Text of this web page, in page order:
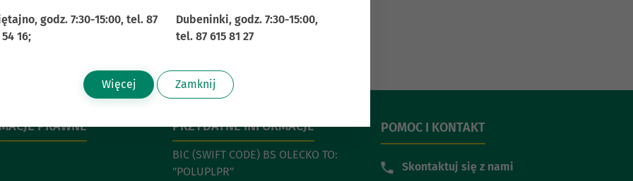
PRAWNE PRZYDATNE INFORMACJE
BIC (SWIFT CODE) BS OLECKO TO:
"POLUPLPR"
POMOC I KONTAKT
Skontaktuj się z nami
godz. 7:30-15:00, tel. 87
54 16;
Dubeninki, godz. 7:30-15:00,
tel. 87 615 81 27
Więcej Zamknij